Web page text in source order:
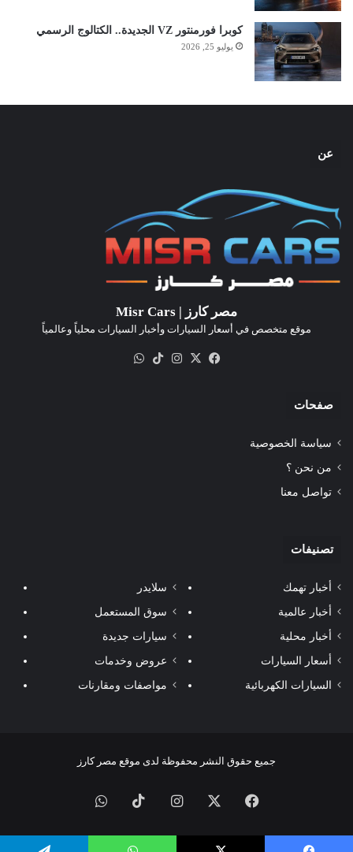
كوبرا فورمنتور VZ الجديدة.. الكتالوج الرسمي
يوليو 25, 2026
عن
مصر كارز | Misr Cars
موقع متخصص في أسعار السيارات وأخبار السيارات محلياً وعالمياً
فيسبوك
‫X انستقرام‫TikTok
صفحات
سياسة الخصوصية
من نحن ؟
تواصل معنا
تصنيفات
أخبار تهمك
أخبار عالمية
أخبار محلية
أسعار السيارات
السيارات الكهربائية
سلايدر
سوق المستعمل
سيارات جديدة
عروض وخدمات
مواصفات ومقارنات
جميع حقوق النشر محفوظة لدى موقع مصر كارز
فيسبوك انستقرام‫TikTokواتساب